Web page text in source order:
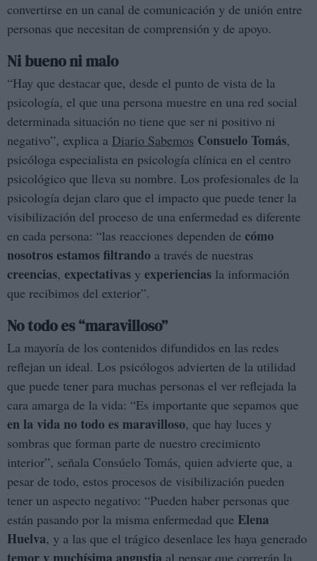
convertirse en un canal de comunicación y de unión entre
personas que necesitan de comprensión y de apoyo.
Ni bueno ni malo
“Hay que destacar que, desde el punto de vista de la
psicología, el que una persona muestre en una red social
determinada situación no tiene que ser ni positivo ni
negativo”, explica a Diario Sabemos Consuelo Tomás,
psicóloga especialista en psicología clínica en el centro
psicológico que lleva su nombre. Los profesionales de la
psicología dejan claro que el impacto que puede tener la
visibilización del proceso de una enfermedad es diferente
en cada persona: “las reacciones dependen de cómo
nosotros estamos filtrando a través de nuestras
creencias, expectativas y experiencias la información
que recibimos del exterior”.
No todo es “maravilloso”
La mayoría de los contenidos difundidos en las redes
reflejan un ideal. Los psicólogos advierten de la utilidad
que puede tener para muchas personas el ver reflejada la
cara amarga de la vida: “Es importante que sepamos que
en la vida no todo es maravilloso, que hay luces y
sombras que forman parte de nuestro crecimiento
interior”, señala Consúelo Tomás, quien advierte que, a
pesar de todo, estos procesos de visibilización pueden
tener un aspecto negativo: “Pueden haber personas que
están pasando por la misma enfermedad que Elena
Huelva, y a las que el trágico desenlace les haya generado
al pensar que correrán la